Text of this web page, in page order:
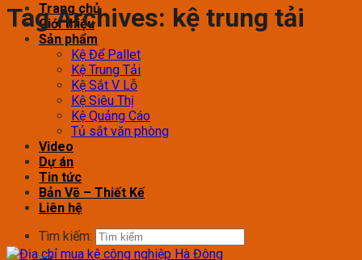
Trang chủ
Giới thiệu
Sản phẩm
Kệ Để Pallet
Kệ Trung Tải
Kệ Sắt V Lỗ
Kệ Siêu Thị
Kệ Quảng Cáo
Tủ sắt văn phòng
Video
Dự án
Tin tức
Bản Vẽ – Thiết Kế
Liên hệ
Tìm kiếm:
Tag Archives: kệ trung tải